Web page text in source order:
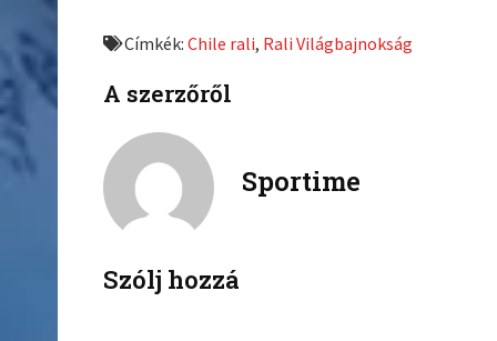
o
f
b
o
Címkék:Chile rali, Rali Világbajnokság
A szerzőről
Sportime
Szólj hozzá